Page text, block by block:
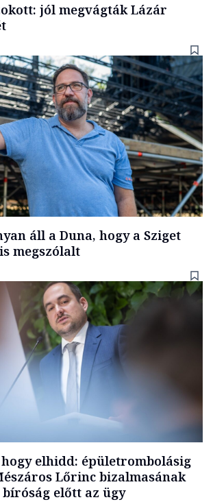
jól megvágták Lázár
áll a Duna, hogy a Sziget
megszólalt
elhidd: épületrombolásig
Lőrinc bizalmasának
bíróság előtt az ügy